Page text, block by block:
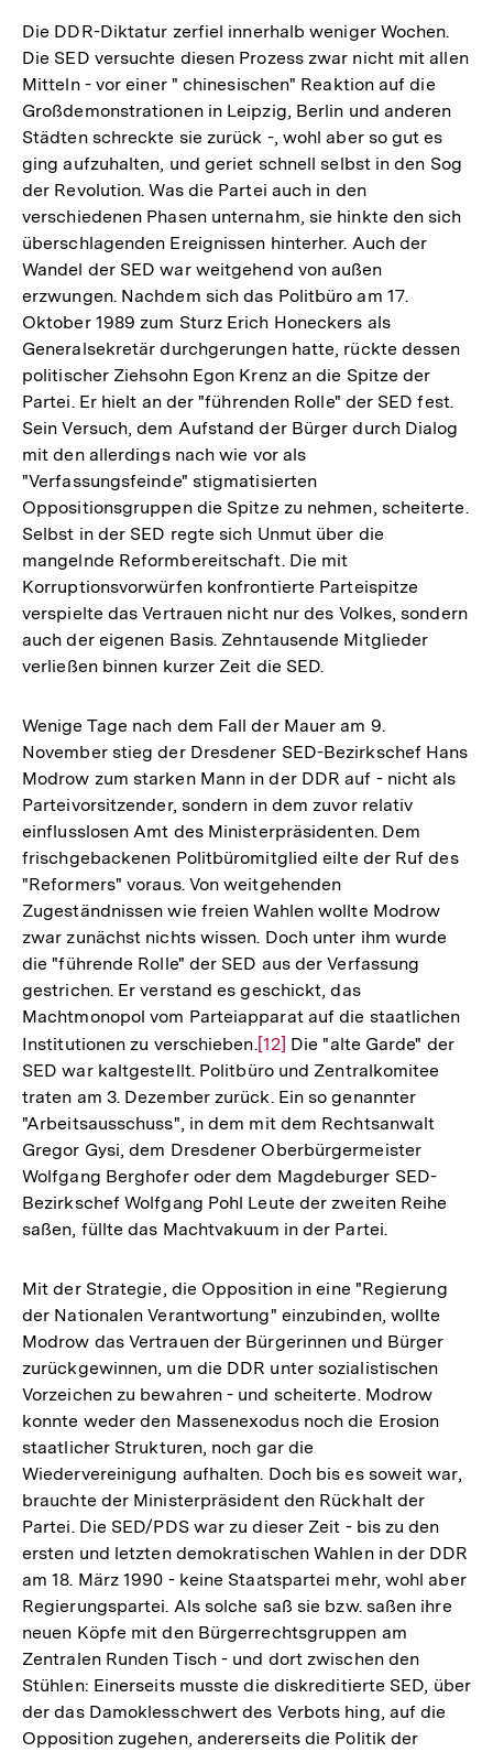
Die DDR-Diktatur zerfiel innerhalb weniger Wochen.
Die SED versuchte diesen Prozess zwar nicht mit allen
Mitteln - vor einer " chinesischen" Reaktion auf die
Großdemonstrationen in Leipzig, Berlin und anderen
Städten schreckte sie zurück -, wohl aber so gut es
ging aufzuhalten, und geriet schnell selbst in den Sog
der Revolution. Was die Partei auch in den
verschiedenen Phasen unternahm, sie hinkte den sich
überschlagenden Ereignissen hinterher. Auch der
Wandel der SED war weitgehend von außen
erzwungen. Nachdem sich das Politbüro am 17.
Oktober 1989 zum Sturz Erich Honeckers als
Generalsekretär durchgerungen hatte, rückte dessen
politischer Ziehsohn Egon Krenz an die Spitze der
Partei. Er hielt an der "führenden Rolle" der SED fest.
Sein Versuch, dem Aufstand der Bürger durch Dialog
mit den allerdings nach wie vor als
"Verfassungsfeinde" stigmatisierten
Oppositionsgruppen die Spitze zu nehmen, scheiterte.
Selbst in der SED regte sich Unmut über die
mangelnde Reformbereitschaft. Die mit
Korruptionsvorwürfen konfrontierte Parteispitze
verspielte das Vertrauen nicht nur des Volkes, sondern
auch der eigenen Basis. Zehntausende Mitglieder
verließen binnen kurzer Zeit die SED.
Wenige Tage nach dem Fall der Mauer am 9.
November stieg der Dresdener SED-Bezirkschef Hans
Modrow zum starken Mann in der DDR auf - nicht als
Parteivorsitzender, sondern in dem zuvor relativ
einflusslosen Amt des Ministerpräsidenten. Dem
frischgebackenen Politbüromitglied eilte der Ruf des
"Reformers" voraus. Von weitgehenden
Zugeständnissen wie freien Wahlen wollte Modrow
zwar zunächst nichts wissen. Doch unter ihm wurde
die "führende Rolle" der SED aus der Verfassung
gestrichen. Er verstand es geschickt, das
Machtmonopol vom Parteiapparat auf die staatlichen
Institutionen zu verschieben.Zur
Auflösung
der
Fußnote
[12] Die "alte Garde" der
SED war kaltgestellt. Politbüro und Zentralkomitee
traten am 3. Dezember zurück. Ein so genannter
"Arbeitsausschuss", in dem mit dem Rechtsanwalt
Gregor Gysi, dem Dresdener Oberbürgermeister
Wolfgang Berghofer oder dem Magdeburger SED-
Bezirkschef Wolfgang Pohl Leute der zweiten Reihe
saßen, füllte das Machtvakuum in der Partei.
Mit der Strategie, die Opposition in eine "Regierung
der Nationalen Verantwortung" einzubinden, wollte
Modrow das Vertrauen der Bürgerinnen und Bürger
zurückgewinnen, um die DDR unter sozialistischen
Vorzeichen zu bewahren - und scheiterte. Modrow
konnte weder den Massenexodus noch die Erosion
staatlicher Strukturen, noch gar die
Wiedervereinigung aufhalten. Doch bis es soweit war,
brauchte der Ministerpräsident den Rückhalt der
Partei. Die SED/PDS war zu dieser Zeit - bis zu den
ersten und letzten demokratischen Wahlen in der DDR
am 18. März 1990 - keine Staatspartei mehr, wohl aber
Regierungspartei. Als solche saß sie bzw. saßen ihre
neuen Köpfe mit den Bürgerrechtsgruppen am
Zentralen Runden Tisch - und dort zwischen den
Stühlen: Einerseits musste die diskreditierte SED, über
der das Damoklesschwert des Verbots hing, auf die
Opposition zugehen, andererseits die Politik der